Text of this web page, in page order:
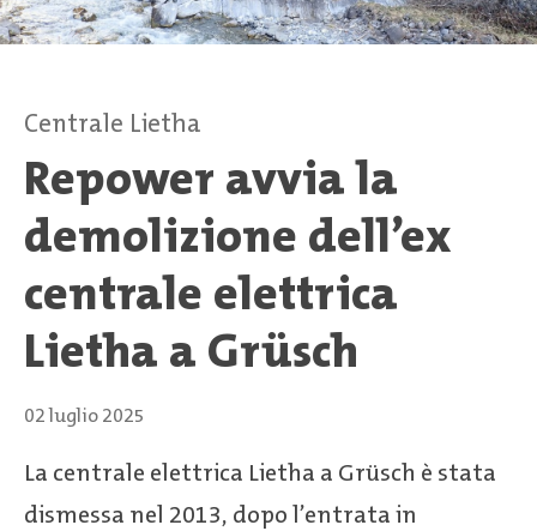
Centrale Lietha
Repower avvia la
demolizione dell’ex
centrale elettrica
Lietha a Grüsch
02 luglio 2025
La centrale elettrica Lietha a Grüsch è stata
dismessa nel 2013, dopo l’entrata in